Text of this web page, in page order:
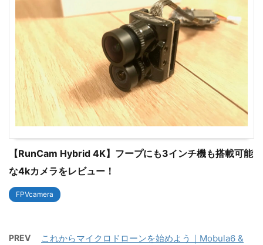
【RunCam Hybrid 4K】フープにも3インチ機も搭載可能
な4kカメラをレビュー！
FPVcamera
PREV
これからマイクロドローンを始めよう｜Mobula6 &